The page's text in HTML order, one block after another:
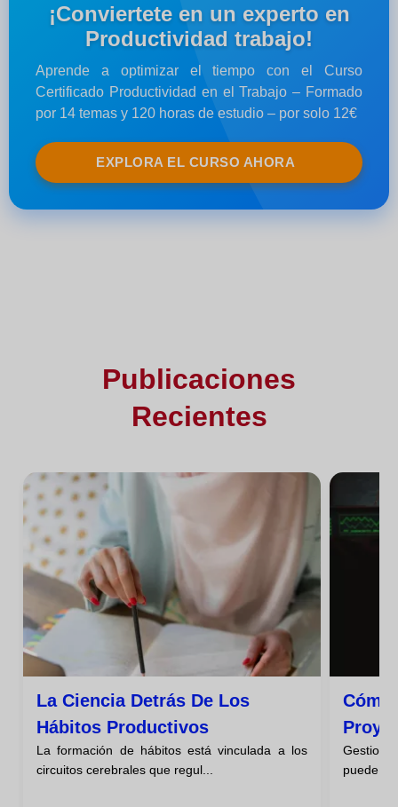
¡Conviertete en un experto en
Productividad trabajo!
Aprende a optimizar el tiempo con el Curso
Certificado Productividad en el Trabajo – Formado
por 14 temas y 120 horas de estudio – por solo 12€
EXPLORA EL CURSO AHORA
Publicaciones
Recientes
La Ciencia Detrás De Los
Hábitos Productivos
La formación de hábitos está vinculada a los
circuitos cerebrales que regul...
puede